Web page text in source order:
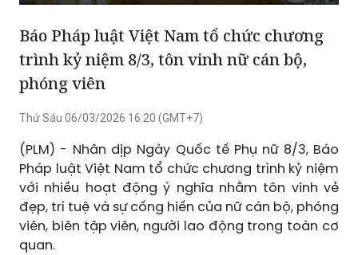
hình
trong
hình
màn
hình
phóng viên
Thứ Sáu 06/03/2026 16:20 (GMT+7)
(PLM) - Nhân dịp Ngày Quốc tế Phụ nữ 8/3, Báo
Pháp luật Việt Nam tổ chức chương trình kỷ niệm
với nhiều hoạt động ý nghĩa nhằm tôn vinh vẻ
đẹp, trí tuệ và sự cống hiến của nữ cán bộ, phóng
viên, biên tập viên, người lao động trong toàn cơ
quan.
Thủy Tiên - Anh Trần